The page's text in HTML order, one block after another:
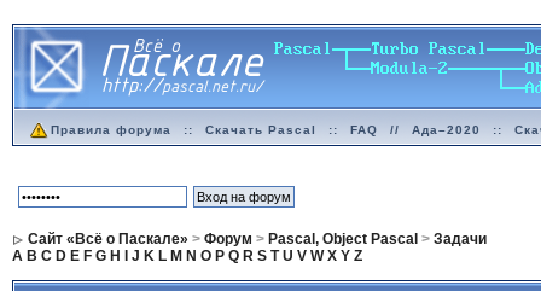
Правила форума :: Скачать Pascal :: FAQ // Ада–2020 ::
Сайт «Всё о Паскале» > Форум > Pascal, Object Pascal > Задачи
A B C D E F G H J K L M N O P Q R S T U V W X Y Z